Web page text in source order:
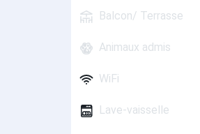
Balcon/ Terrasse
Animaux admis
WiFi
Lave-vaisselle